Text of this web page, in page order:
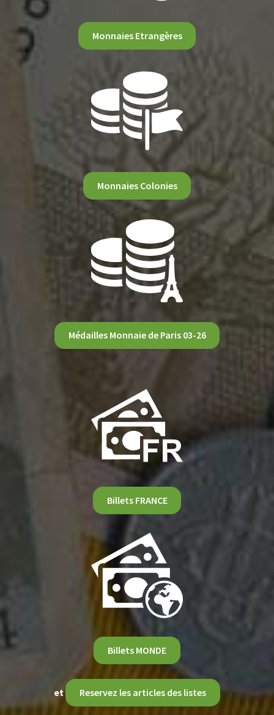
Monnaies Etrangères
Monnaies Colonies
Médailles Monnaie de Paris 03-26
Billets FRANCE
Billets MONDE
et Reservez les articles des listes